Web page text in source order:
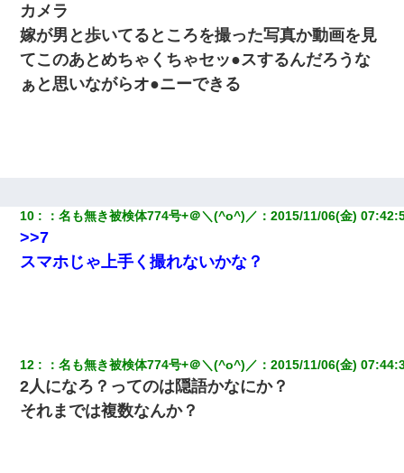
日航機墜落事故の「ここからは日本語で大丈夫ですよ〜」の絶望
感がヤバイ・・・
小2の頃、妹と昼寝してたら家が火事になってて気づくと逃げ場が
なかった。妹を抱き締めて「ﾀﾋんじゃうよ」って泣いてたら…
別れた。その元彼が交通事故で重体になっているらしく…
婚活パーティーでよく会う美女がいた。こんな完璧な容姿を持っ
てしても結婚て難しいんだなぁ…と思ってた
放置子が病院送りになったらしい → 俺（二度と帰ってくるなよ…
嫁を半身不随にしやがった恨みは、正直こんなもんじゃ晴れな
い）
カメラ
嫁が男と歩いてるところを撮った写真か動画を見
てこのあとめちゃくちゃセッ●スするんだろうな
ぁと思いながらオ●ニーできる
10 ：名も無き被検体774号+＠＼(^o^)／ ：2015/11/06(金)
>>7
スマホじゃ上手く撮れないかな？
12 ：名も無き被検体774号+＠＼(^o^)／ ：2015/11/06(金)
2人になろ？ってのは隠語かなにか？
それまでは複数なんか？